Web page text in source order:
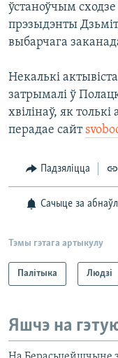
ўстаноўчым
прэзыдэнты
выбарчага
Некалькі
затрымалі ў
хвілінаў, як
перадае сайт
Падзяліцца
Сачыце за
Тэмы гэтага артыкулу
Палітыка Людзі
Яшчэ на